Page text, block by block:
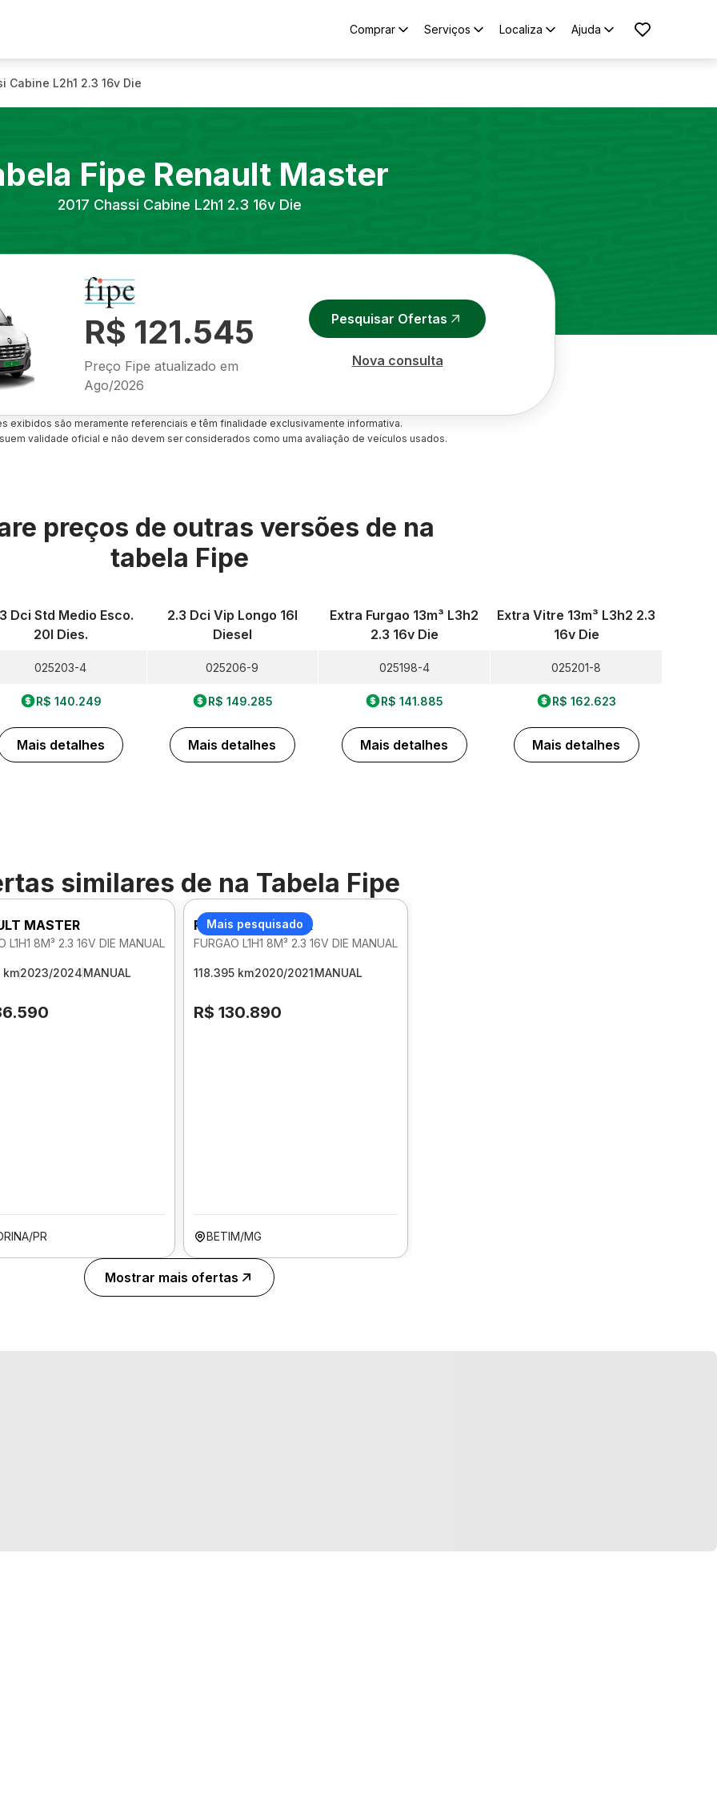
Comprar Serviços Localiza Ajuda
Cabine L2h1 2.3 16v Die
Fipe Renault Master
2017 Chassi Cabine L2h1 2.3 16v Die
R$ 121.545
Preço Fipe atualizado em
Ago/2026
Pesquisar Ofertas
Nova consulta
exibidos são meramente referenciais e têm finalidade exclusivamente informativa.
validade oficial e não devem ser considerados como uma avaliação de veículos usados.
preços de outras versões de na
tabela Fipe
Dci Std Medio Esco.
20l Dies.
025203-4
R$ 140.249
Mais detalhes
2.3 Dci Vip Longo 16l
Diesel
025206-9
R$ 149.285
Mais detalhes
Extra Furgao 13m³ L3h2
2.3 16v Die
025198-4
R$ 141.885
Mais detalhes
Extra Vitre 13m³ L3h2 2.3
16v Die
025201-8
R$ 162.623
Mais detalhes
similares de na Tabela Fipe
MASTER
L1H1 8M³ 2.3 16V DIE MANUAL
km2023/2024MANUAL
PR
Mais pesquisado
RENAULT MASTER
FURGAO L1H1 8M³ 2.3 16V DIE MANUAL
118.395 km2020/2021MANUAL
R$ 130.890
BETIM/MG
Mostrar mais ofertas